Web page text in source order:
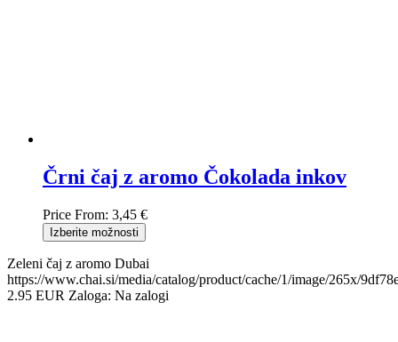
Črni čaj z aromo Čokolada inkov
Price From: 3,45 €
Izberite možnosti
Zeleni čaj z aromo Dubai
https://www.chai.si/media/catalog/product/cache/1/image/265x/
2.95 EUR Zaloga: Na zalogi